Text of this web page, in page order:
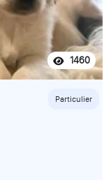
1460
Particulier